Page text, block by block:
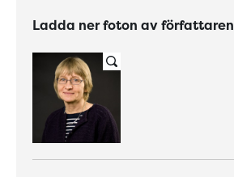
Ladda ner foton av författaren